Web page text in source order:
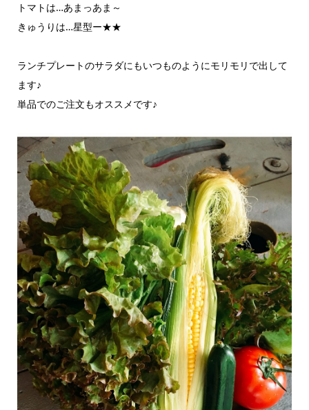
トマトは…あまっあま～
きゅうりは…星型ー★★
ランチプレートのサラダにもいつものようにモリモリで出して
ます♪
単品でのご注文もオススメです♪